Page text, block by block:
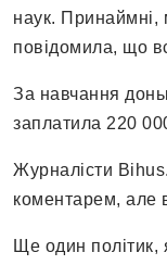
наук. Принаймні,
повідомила, що
За навчання
заплатила 220
Журналісти
коментарем, але
Ще один політик,